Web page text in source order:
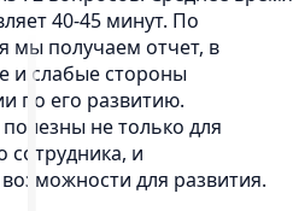
40-45 минут. По
мы получаем отчет, в
и слабые стороны
по его развитию.
не только для
сотрудника, и
для развития.